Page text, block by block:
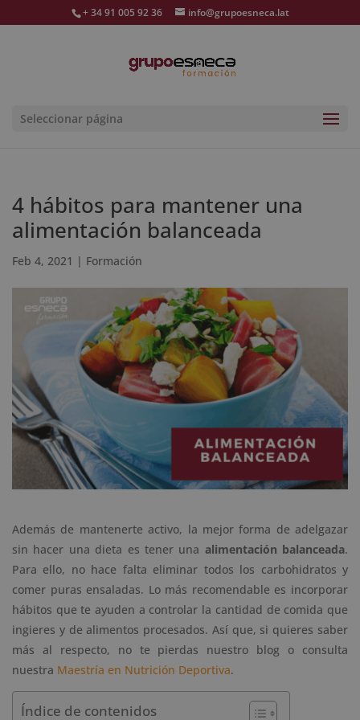
+ 34 91 005 92 36 info@grupoesneca.lat
Seleccionar página
4 hábitos para mantener una
alimentación balanceada
Feb 4, 2021 | Formación
Además de mantenerte activo, la mejor forma de adelgazar
sin hacer una dieta es tener una alimentación balanceada.
Para ello, no hace falta eliminar todos los carbohidratos y
comer puras ensaladas. Lo más recomendable es incorporar
hábitos que te ayuden a controlar la cantidad de comida que
ingieres y de alimentos procesados. Así que, si quieres saber
más al respecto, no te pierdas nuestro blog o consulta
nuestra Maestría en Nutrición Deportiva.
Índice de contenidos